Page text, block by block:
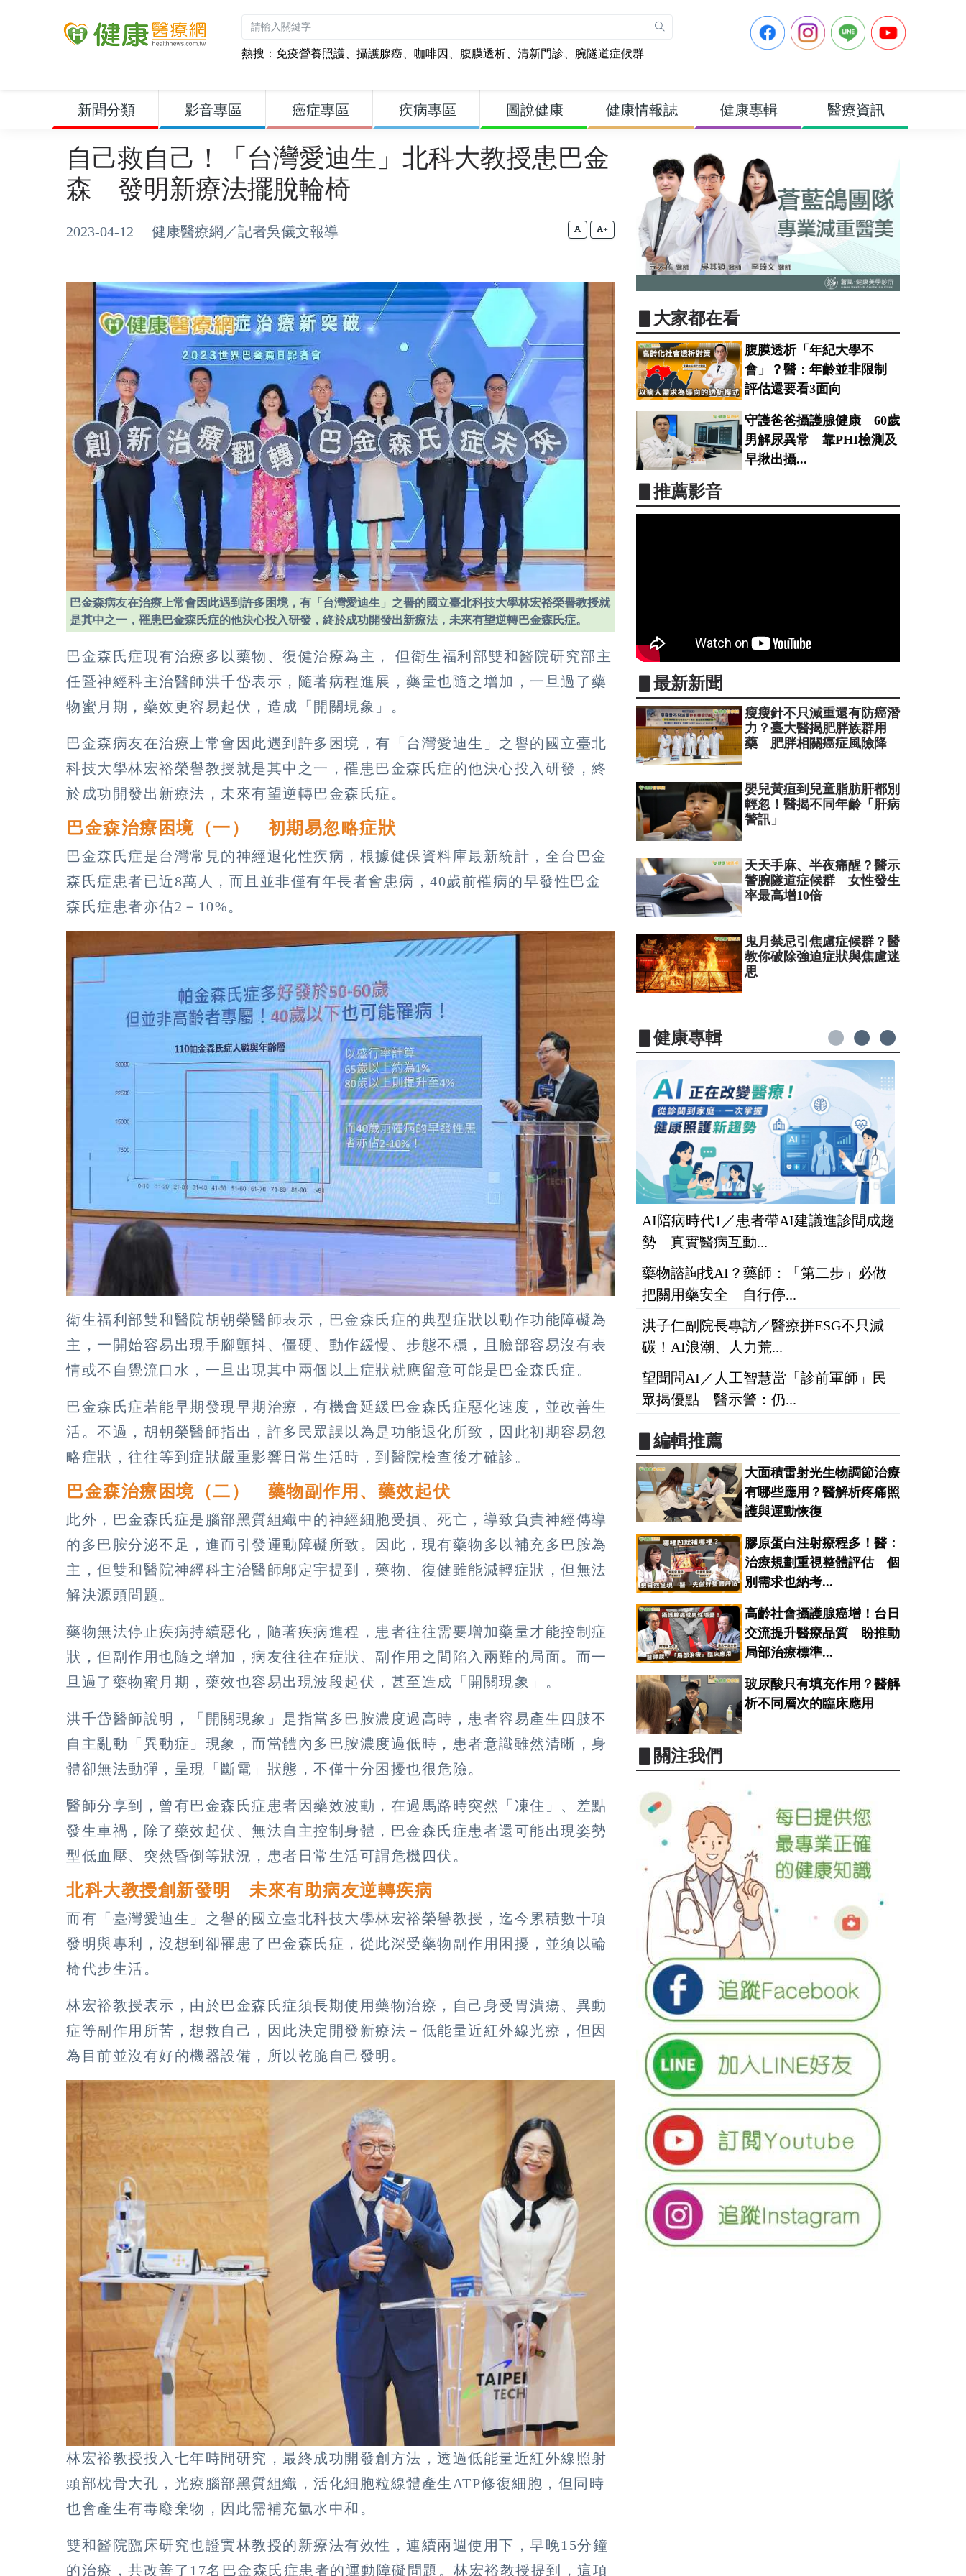
熱搜： 免疫營養照護、 攝護腺癌、 咖啡因、 腹膜透析、 清新門診、 腕隧道症候群
新聞分類 影音專區 癌症專區 疾病專區 圖說健康 健康情報誌 健康專輯 醫療資訊
自己救自己！「台灣愛迪生」北科大教授患巴金
森 發明新療法擺脫輪椅
2023-04-12 健康醫療網／記者吳儀文報導 +
巴金森病友在治療上常會因此遇到許多困境，有「台灣愛迪生」之譽的國立臺北科技大學林宏裕榮譽教授就
是其中之一，罹患巴金森氏症的他決心投入研發，終於成功開發出新療法，未來有望逆轉巴金森氏症。
巴金森氏症現有治療多以藥物、復健治療為主， 但衛生福利部雙和醫院研究部主
任暨神經科主治醫師洪千岱表示，隨著病程進展，藥量也隨之增加，一旦過了藥
物蜜月期，藥效更容易起伏，造成「開關現象」。
巴金森病友在治療上常會因此遇到許多困境，有「台灣愛迪生」之譽的國立臺北
科技大學林宏裕榮譽教授就是其中之一，罹患巴金森氏症的他決心投入研發，終
於成功開發出新療法，未來有望逆轉巴金森氏症。
巴金森治療困境（一） 初期易忽略症狀
巴金森氏症是台灣常見的神經退化性疾病，根據健保資料庫最新統計，全台巴金
森氏症患者已近8萬人，而且並非僅有年長者會患病，40歲前罹病的早發性巴金
森氏症患者亦佔2－10%。
衛生福利部雙和醫院胡朝榮醫師表示，巴金森氏症的典型症狀以動作功能障礙為
主，一開始容易出現手腳顫抖、僵硬、動作緩慢、步態不穩，且臉部容易沒有表
情或不自覺流口水，一旦出現其中兩個以上症狀就應留意可能是巴金森氏症。
巴金森氏症若能早期發現早期治療，有機會延緩巴金森氏症惡化速度，並改善生
活。不過，胡朝榮醫師指出，許多民眾誤以為是功能退化所致，因此初期容易忽
略症狀，往往等到症狀嚴重影響日常生活時，到醫院檢查後才確診。
巴金森治療困境（二） 藥物副作用、藥效起伏
此外，巴金森氏症是腦部黑質組織中的神經細胞受損、死亡，導致負責神經傳導
的多巴胺分泌不足，進而引發運動障礙所致。因此，現有藥物多以補充多巴胺為
主，但雙和醫院神經科主治醫師鄔定宇提到，藥物、復健雖能減輕症狀，但無法
解決源頭問題。
藥物無法停止疾病持續惡化，隨著疾病進程，患者往往需要增加藥量才能控制症
狀，但副作用也隨之增加，病友往往在症狀、副作用之間陷入兩難的局面。而一
旦過了藥物蜜月期，藥效也容易出現波段起伏，甚至造成「開關現象」。
洪千岱醫師說明，「開關現象」是指當多巴胺濃度過高時，患者容易產生四肢不
自主亂動「異動症」現象，而當體內多巴胺濃度過低時，患者意識雖然清晰，身
體卻無法動彈，呈現「斷電」狀態，不僅十分困擾也很危險。
醫師分享到，曾有巴金森氏症患者因藥效波動，在過馬路時突然「凍住」、差點
發生車禍，除了藥效起伏、無法自主控制身體，巴金森氏症患者還可能出現姿勢
型低血壓、突然昏倒等狀況，患者日常生活可謂危機四伏。
北科大教授創新發明 未來有助病友逆轉疾病
而有「臺灣愛迪生」之譽的國立臺北科技大學林宏裕榮譽教授，迄今累積數十項
發明與專利，沒想到卻罹患了巴金森氏症，從此深受藥物副作用困擾，並須以輪
椅代步生活。
林宏裕教授表示，由於巴金森氏症須長期使用藥物治療，自己身受胃潰瘍、異動
症等副作用所苦，想救自己，因此決定開發新療法－低能量近紅外線光療，但因
為目前並沒有好的機器設備，所以乾脆自己發明。
林宏裕教授投入七年時間研究，最終成功開發創方法，透過低能量近紅外線照射
頭部枕骨大孔，光療腦部黑質組織，活化細胞粒線體產生ATP修復細胞，但同時
也會產生有毒廢棄物，因此需補充氫水中和。
雙和醫院臨床研究也證實林教授的新療法有效性，連續兩週使用下，早晚15分鐘
的治療，共改善了17名巴金森氏症患者的運動障礙問題。林宏裕教授提到，這項
▋大家都在看
腹膜透析「年紀大學不
會」？醫：年齡並非限制
評估還要看3面向
守護爸爸攝護腺健康 60歲
男解尿異常 靠PHI檢測及
早揪出攝...
▋推薦影音
▋最新新聞
瘦瘦針不只減重還有防癌潛
力？臺大醫揭肥胖族群用
藥 肥胖相關癌症風險降
嬰兒黃疸到兒童脂肪肝都別
輕忽！醫揭不同年齡「肝病
警訊」
天天手麻、半夜痛醒？醫示
警腕隧道症候群 女性發生
率最高增10倍
鬼月禁忌引焦慮症候群？醫
教你破除強迫症狀與焦慮迷
思
▋健康專輯
AI陪病時代1／患者帶AI建議進診間成趨
勢 真實醫病互動...
藥物諮詢找AI？藥師：「第二步」必做
把關用藥安全 自行停...
洪子仁副院長專訪／醫療拼ESG不只減
碳！AI浪潮、人力荒...
望聞問AI／人工智慧當「診前軍師」民
眾揭優點 醫示警：仍...
▋編輯推薦
大面積雷射光生物調節治療
有哪些應用？醫解析疼痛照
護與運動恢復
膠原蛋白注射療程多！醫：
治療規劃重視整體評估 個
別需求也納考...
高齡社會攝護腺癌增！台日
交流提升醫療品質 盼推動
局部治療標準...
玻尿酸只有填充作用？醫解
析不同層次的臨床應用
▋關注我們